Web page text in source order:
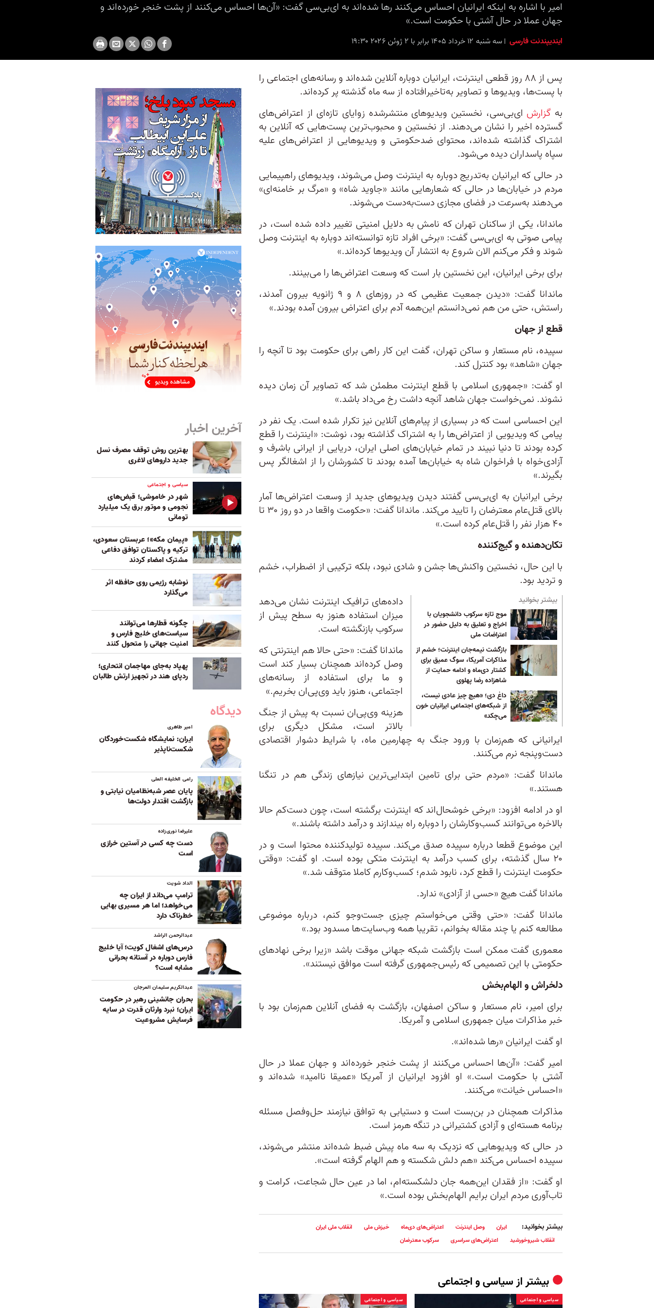
امیر با اشاره به اینکه ایرانیان احساس می‌کنند رها شده‌اند به ای‌بی‌سی گفت: «آن‌ها احساس می‌کنند از پشت خنجر خورده‌اند و
جهان عملا در حال آشتی با حکومت است.»
ایندیپندنت فارسی سه شنبه ۱۲ خرداد ۱۴۰۵ برابر با ۲ ژوئن ۲۰۲۶ ۱۹:۳۰
پس از ۸۸ روز قطعی اینترنت، ایرانیان دوباره آنلاین شده‌اند و رسانه‌های اجتماعی را
با پست‌ها، ویدیوها و تصاویر به‌تاخیر‌افتاده از سه ماه گذشته پر کرده‌اند.
به گزارش ای‌بی‌سی، نخستین ویدیوهای منتشرشده زوایای تازه‌ای از اعتراض‌های
گسترده اخیر را نشان می‌دهند. از نخستین و محبوب‌ترین پست‌هایی که آنلاین به
اشتراک گذاشته شده‌اند، محتوای ضدحکومتی و ویدیوهایی از اعتراض‌های علیه
سپاه پاسداران دیده می‌شود.
در حالی که ایرانیان به‌تدریج دوباره به اینترنت وصل می‌شوند، ویدیوهای راهپیمایی
مردم در خیابان‌ها در حالی که شعارهایی مانند «جاوید شاه» و «مرگ بر خامنه‌ای»
می‌دهند به‌سرعت در فضای مجازی دست‌به‌دست می‌شوند.
ماندانا، یکی از ساکنان تهران که نامش به دلایل امنیتی تغییر داده شده است، در
پیامی صوتی به ای‌بی‌سی گفت: «برخی افراد تازه توانسته‌اند دوباره به اینترنت وصل
شوند و فکر می‌کنم الان شروع به انتشار آن ویدیوها کرده‌اند.»
برای برخی ایرانیان، این نخستین بار است که وسعت اعتراض‌ها را می‌بینند.
ماندانا گفت: «دیدن جمعیت عظیمی که در روزهای ۸ و ۹ ژانویه بیرون آمدند،
راستش، حتی من هم نمی‌دانستم این‌همه آدم برای اعتراض بیرون آمده بودند.»
قطع‌ از جهان
سپیده، نام مستعار و ساکن تهران، گفت این کار راهی برای حکومت بود تا آنچه را
جهان «شاهد» بود کنترل کند.
او گفت: «جمهوری اسلامی با قطع اینترنت مطمئن شد که تصاویر آن زمان دیده
نشوند. نمی‌خواست جهان شاهد آنچه داشت رخ می‌داد باشد.»
این احساسی است که در بسیاری از پیام‌های آنلاین نیز تکرار شده است. یک نفر در
پیامی که ویدیویی از اعتراض‌ها را به اشتراک گذاشته بود، نوشت: «اینترنت را قطع
کرده بودند تا دنیا نبیند در تمام خیابان‌های اصلی ایران، دریایی از ایرانی با‌شرف و
آزادی‌خواه با فراخوان شاه به خیابان‌ها آمده بودند تا کشورشان را از اشغالگر پس
بگیرند.»
برخی ایرانیان به ای‌بی‌سی گفتند دیدن ویدیوهای جدید از وسعت اعتراض‌ها آمار
بالای قتل‌عام معترضان را تایید می‌کند. ماندانا گفت: «حکومت واقعا در دو روز ۳۰ تا
۴۰ هزار نفر را قتل‌عام کرده است.»
تکان‌دهنده و گیج‌کننده
با این حال، نخستین واکنش‌ها جشن و شادی نبود، بلکه ترکیبی از اضطراب، خشم
و تردید بود.
بیشتر بخوانید
موج تازه سرکوب دانشجویان با
اخراج و تعلیق به دلیل حضور در
اعتراضات ملی
بازگشت نیمه‌جان اینترنت؛ خشم از
مذاکرات آمریکا، سوگ عمیق برای
کشتار دی‌ماه و ادامه حمایت از
شاهزاده رضا پهلوی
داغ دی؛ «هیچ چیز عادی نیست،
از شبکه‌های اجتماعی ایرانیان خون
می‌چکد»
داده‌های ترافیک اینترنت نشان می‌دهد
میزان استفاده هنوز به سطح پیش از
سرکوب بازنگشته است.
ماندانا گفت: «حتی حالا هم اینترنتی که
وصل کرده‌اند همچنان بسیار کند است
و ما برای استفاده از رسانه‌های
اجتماعی، هنوز باید وی‌پی‌ان بخریم.»
هزینه وی‌پی‌ان نسبت به پیش از جنگ
بالاتر است، مشکل دیگری برای
ایرانیانی که هم‌زمان با ورود جنگ به چهارمین ماه، با شرایط دشوار اقتصادی
دست‌وپنجه نرم می‌کنند.
ماندانا گفت: «مردم حتی برای تامین ابتدایی‌ترین نیازهای زندگی هم در تنگنا
هستند.»
او در ادامه افزود: «برخی خوشحال‌اند که اینترنت برگشته است، چون دست‌کم حالا
بالاخره می‌توانند کسب‌وکارشان را دوباره راه بیندازند و درآمد داشته باشند.»
این موضوع قطعا درباره سپیده صدق می‌کند. سپیده تولیدکننده محتوا است و در
۲۰ سال گذشته، برای کسب درآمد به اینترنت متکی بوده است. او گفت: «وقتی
حکومت اینترنت را قطع کرد، نابود شدم؛ کسب‌وکارم کاملا متوقف شد.»
ماندانا گفت هیچ «حسی از آزادی» ندارد.
ماندانا گفت: «حتی وقتی می‌خواستم چیزی جست‌وجو کنم، درباره موضوعی
مطالعه کنم یا چند مقاله بخوانم، تقریبا همه وب‌سایت‌ها مسدود بود.»
معموری گفت ممکن است بازگشت شبکه جهانی موقت باشد «زیرا برخی نهادهای
حکومتی با این تصمیمی که رئیس‌جمهوری گرفته است موافق نیستند».
دلخراش و الهام‌بخش
برای امیر، نام مستعار و ساکن اصفهان، بازگشت به فضای آنلاین هم‌زمان بود با
خبر مذاکرات میان جمهوری اسلامی و آمریکا.
او گفت ایرانیان «رها شده‌اند».
امیر گفت: «آن‌ها احساس می‌کنند از پشت خنجر خورده‌اند و جهان عملا در حال
آشتی با حکومت است.» او افزود ایرانیان از آمریکا «عمیقا ناامید» شده‌اند و
«احساس خیانت‌» می‌کنند.
مذاکرات همچنان در بن‌بست است و دستیابی به توافق نیازمند حل‌و‌فصل مسئله
برنامه هسته‌ای و آزادی کشتیرانی در تنگه هرمز است.
در حالی که ویدیوهایی که نزدیک به سه ماه پیش ضبط شده‌اند منتشر می‌شوند،
سپیده احساس می‌کند «هم دلش شکسته و هم الهام گرفته است».
او گفت: «از فقدان این‌همه جان دلشکسته‌ام، اما در عین حال شجاعت، کرامت و
تاب‌آوری مردم ایران برایم الهام‌بخش بوده است.»
بیشتر بخوانید: ایران وصل اینترنت اعتراض‌های دی‌ماه خیزش ملی
انقلاب ملی ایران
انقلاب شیروخورشید
اعتراض‌های سراسری سرکوب معترضان
بیشتر ازسیاسی و اجتماعی
سیاسی و اجتماعی سیاسی و اجتماعی
آخرین اخبار
بهترین روش توقف مصرف نسل
جدید داروهای لاغری
سیاسی و اجتماعی
شهر در خاموشی؛ قبض‌های
نجومی و موتور برق یک میلیارد
تومانی
«پیمان مکه»؛ عربستان سعودی،
ترکیه و پاکستان توافق دفاعی
مشترک امضاء کردند
نوشابه رژیمی روی حافظه اثر
می‌گذارد
چگونه قطارها می‌توانند
سیاست‌های خلیج فارس و
امنیت جهانی را متحول کنند
پهپاد به‌جای مهاجمان انتحاری؛
ردپای هند در تجهیز ارتش طالبان
دیدگاه
امیر طاهری
ایران: نمایشگاه شکست‌خوردگان
شکست‌ناپذیر
رامی الخلیفه العلی
پایان عصر شبه‌نظامیان نیابتی و
بازگشت اقتدار دولت‌ها
علیرضا نوری‌زاده
دست چه کسی در آستین خرازی
است
الداد شویت
ترامپ می‌داند از ایران چه
می‌خواهد؛ اما هر مسیری بهایی
خطرناک دارد
عبدالرحمن الراشد
درس‌های اشغال کویت؛ آیا خلیج
فارس دوباره در آستانه بحرانی
مشابه است؟
عبدالکریم سلیمان العرجان
بحران جانشینی رهبر در حکومت
ایران؛ نبرد وارثان قدرت در سایه
فرسایش مشروعیت